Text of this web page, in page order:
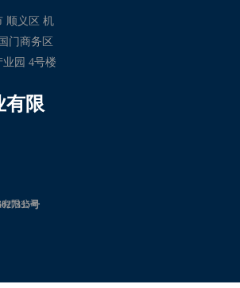
有限
限公司
顺义区 机
门商务区
园 4号楼
号